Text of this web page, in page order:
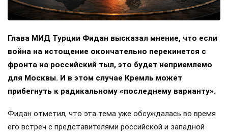
Глава МИД Турции Фидан высказал мнение, что если
война на истощение окончательно перекинется с
фронта на российский тыл, это будет неприемлемо
для Москвы. И в этом случае Кремль может
прибегнуть к радикальному «последнему варианту».
Фидан отметил, что эта тема уже обсуждалась во время
его встреч с представителями российской и западной